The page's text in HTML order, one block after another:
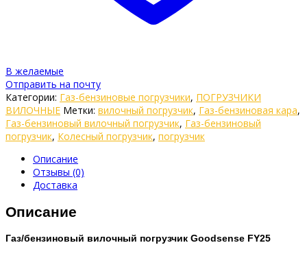
В желаемые
Отправить на почту
Категории: Газ-бензиновые погрузчики, ПОГРУЗЧИКИ
ВИЛОЧНЫЕ Метки: вилочный погрузчик, Газ-бензиновая кара,
Газ-бензиновый вилочный погрузчик, Газ-бензиновый
погрузчик, Колесный погрузчик, погрузчик
Описание
Отзывы (0)
Доставка
Описание
Газ/бензиновый вилочный погрузчик Goodsense FY25